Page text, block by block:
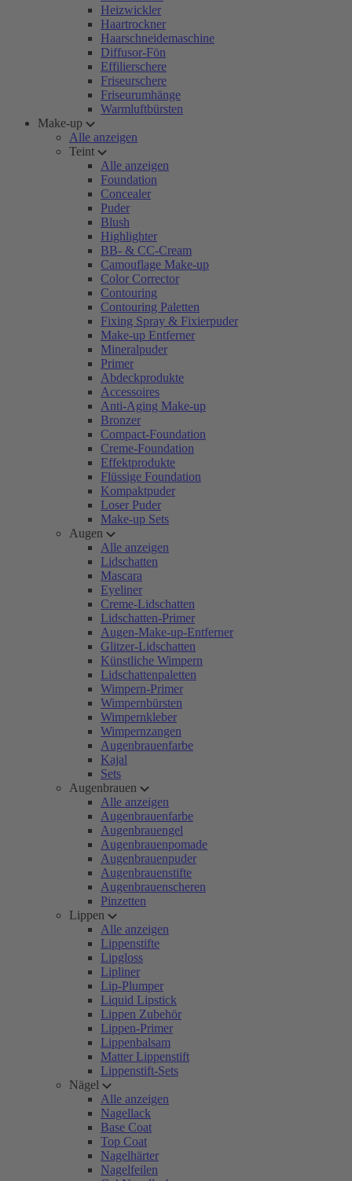
Heizwickler
Haartrockner
Haarschneidemaschine
Diffusor-Fön
Effilierschere
Friseurschere
Friseurumhänge
Warmluftbürsten
Make-up
Alle anzeigen
Teint
Alle anzeigen
Foundation
Concealer
Puder
Blush
Highlighter
BB- & CC-Cream
Camouflage Make-up
Color Corrector
Contouring
Contouring Paletten
Fixing Spray & Fixierpuder
Make-up Entferner
Mineralpuder
Primer
Abdeckprodukte
Accessoires
Anti-Aging Make-up
Bronzer
Compact-Foundation
Creme-Foundation
Effektprodukte
Flüssige Foundation
Kompaktpuder
Loser Puder
Make-up Sets
Augen
Alle anzeigen
Lidschatten
Mascara
Eyeliner
Creme-Lidschatten
Lidschatten-Primer
Augen-Make-up-Entferner
Glitzer-Lidschatten
Künstliche Wimpern
Lidschattenpaletten
Wimpern-Primer
Wimpernbürsten
Wimpernkleber
Wimpernzangen
Augenbrauenfarbe
Kajal
Sets
Augenbrauen
Alle anzeigen
Augenbrauenfarbe
Augenbrauengel
Augenbrauenpomade
Augenbrauenpuder
Augenbrauenstifte
Augenbrauenscheren
Pinzetten
Lippen
Alle anzeigen
Lippenstifte
Lipgloss
Lipliner
Lip-Plumper
Liquid Lipstick
Lippen Zubehör
Lippen-Primer
Lippenbalsam
Matter Lippenstift
Lippenstift-Sets
Nägel
Alle anzeigen
Nagellack
Base Coat
Top Coat
Nagelhärter
Nagelfeilen